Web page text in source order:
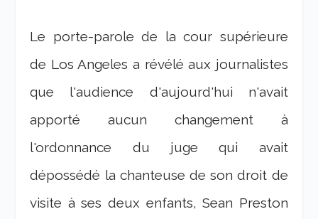
Le porte-parole de la cour supérieure
de Los Angeles a révélé aux journalistes
que l'audience d'aujourd'hui n'avait
apporté aucun changement à
l'ordonnance du juge qui avait
dépossédé la chanteuse de son droit de
visite à ses deux enfants, Sean Preston